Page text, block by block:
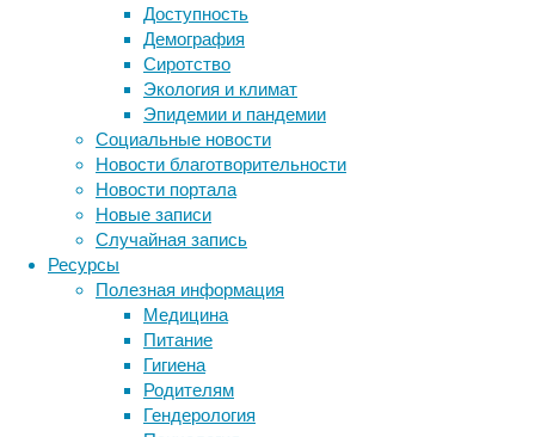
Доступность
Демография
Сиротство
Экология и климат
Эпидемии и пандемии
Социальные новости
Новости благотворительности
Новости портала
Новые записи
Случайная запись
Ресурсы
Полезная информация
Медицина
Питание
Гигиена
Родителям
Гендерология
Выяснилось,
что
самцы
этого
вида
целом
не